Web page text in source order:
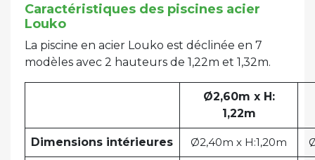
Caractéristiques des piscines acier
Louko
La piscine en acier Louko est déclinée en 7
modèles avec 2 hauteurs de 1,22m et 1,32m.
Ø2,60m x H:
1,22m
Dimensions intérieures Ø2,40m x H:1,20m